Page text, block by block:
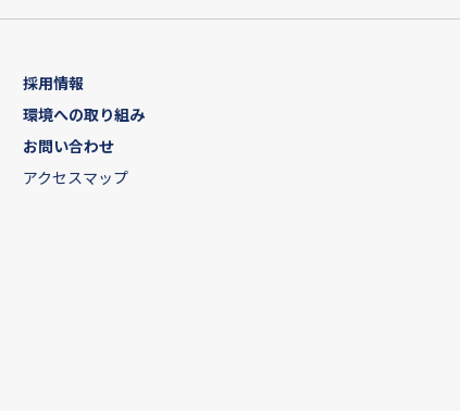
採用情報
環境への取り組み
お問い合わせ
アクセスマップ